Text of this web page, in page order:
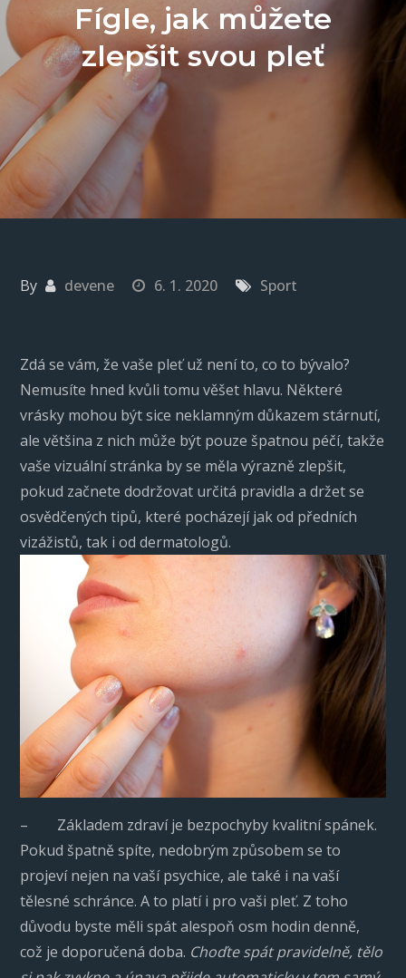
Fígle, jak můžete
zlepšit svou pleť
By devene 6. 1. 2020 Sport
Zdá se vám, že vaše pleť už není to, co to bývalo?
Nemusíte hned kvůli tomu věšet hlavu. Některé
vrásky mohou být sice neklamným důkazem stárnutí,
ale většina z nich může být pouze špatnou péčí, takže
vaše vizuální stránka by se měla výrazně zlepšit,
pokud začnete dodržovat určitá pravidla a držet se
osvědčených tipů, které pocházejí jak od předních
vizážistů, tak i od dermatologů.
– Základem zdraví je bezpochyby kvalitní spánek.
Pokud špatně spíte, nedobrým způsobem se to
projeví nejen na vaší psychice, ale také i na vaší
tělesné schránce. A to platí i pro vaši pleť. Z toho
důvodu byste měli spát alespoň osm hodin denně,
což je doporučená doba. Choďte spát pravidelně, tělo